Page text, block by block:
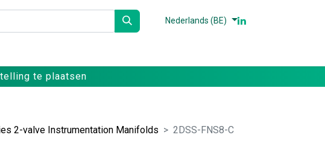
Nederlands (BE)
te plaatsen
2-valve Instrumentation Manifolds 2DSS-FNS8-C